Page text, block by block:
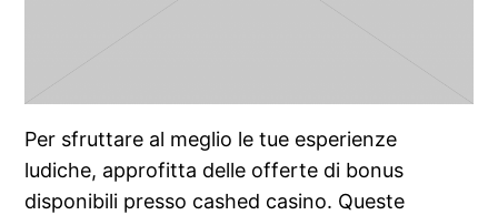
Per sfruttare al meglio le tue esperienze
ludiche, approfitta delle offerte di bonus
disponibili presso cashed casino. Queste